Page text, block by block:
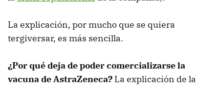
La explicación, por mucho que se quiera
tergiversar, es más sencilla.
¿Por qué deja de poder comercializarse la
vacuna de AstraZeneca? La explicación de la